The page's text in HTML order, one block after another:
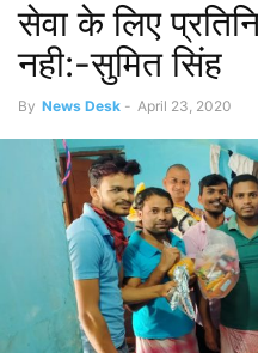
सेवा के लिए
नही:-सुमित सिंह
By News Desk - April 23, 2020